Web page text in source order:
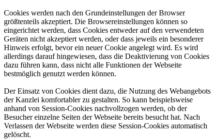
Cookies werden nach den Grundeinstellungen der Browser
größtenteils akzeptiert. Die Browsereinstellungen können so
eingerichtet werden, dass Cookies entweder auf den verwendeten
Geräten nicht akzeptiert werden, oder dass jeweils ein besonderer
Hinweis erfolgt, bevor ein neuer Cookie angelegt wird. Es wird
allerdings darauf hingewiesen, dass die Deaktivierung von Cookies
dazu führen kann, dass nicht alle Funktionen der Webseite
bestmöglich genutzt werden können.
Der Einsatz von Cookies dient dazu, die Nutzung des Webangebots
der Kanzlei komfortabler zu gestalten. So kann beispielsweise
anhand von Session-Cookies nachvollzogen werden, ob der
Besucher einzelne Seiten der Webseite bereits besucht hat. Nach
Verlassen der Webseite werden diese Session-Cookies automatisch
gelöscht.